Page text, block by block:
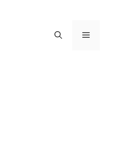
메